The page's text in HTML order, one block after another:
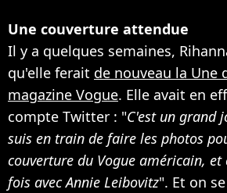
Une couverture attendue
Il y a quelques semaines,
qu'elle ferait de nouveau la Une
magazine Vogue. Elle avait en
compte Twitter : "C'est un grand
suis en train de faire les photos
couverture du Vogue américain, et
fois avec Annie Leibovitz". Et on